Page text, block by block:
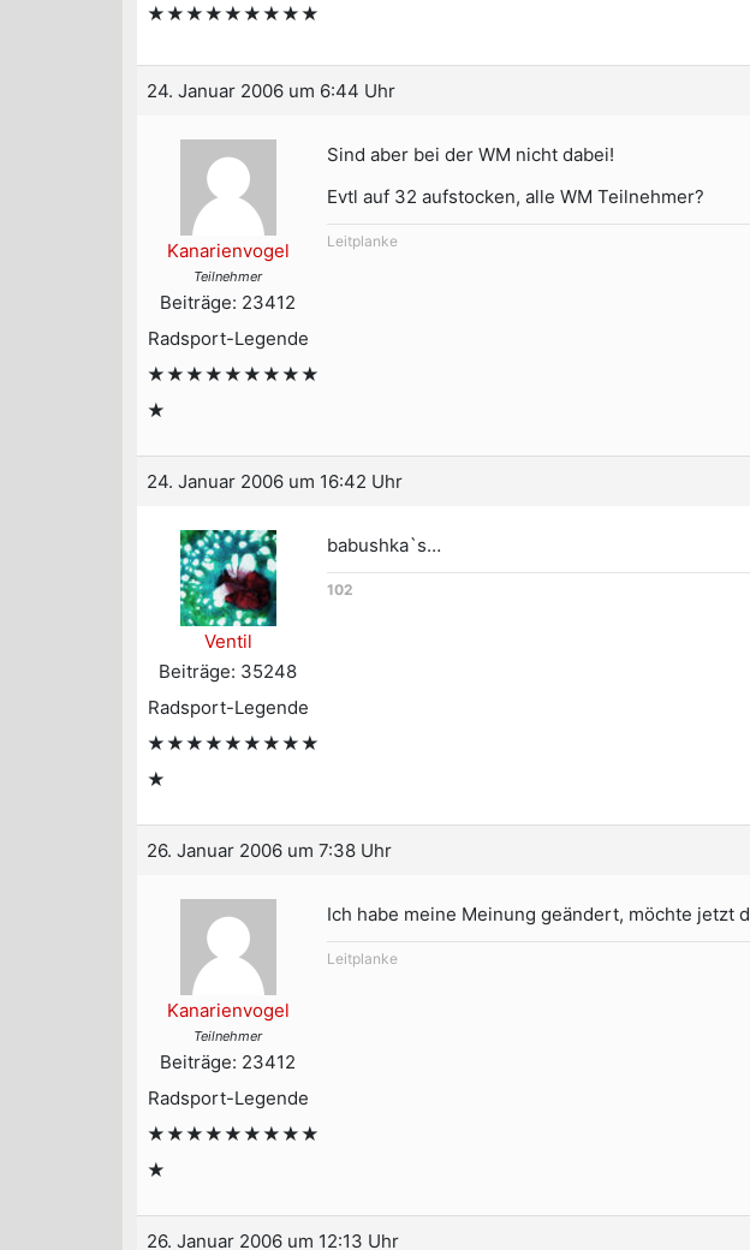
★★★★★★★★★
24. Januar 2006 um 6:44 Uhr
Kanarienvogel
Teilnehmer
Beiträge: 23412
Radsport-Legende
★★★★★★★★★
★
Sind aber bei der WM nicht dabei!
Evtl auf 32 aufstocken, alle WM Teilnehmer?
Leitplanke
24. Januar 2006 um 16:42 Uhr
Ventil
Beiträge: 35248
Radsport-Legende
★★★★★★★★★
★
babushka`s…
102
26. Januar 2006 um 7:38 Uhr
Kanarienvogel
Teilnehmer
Beiträge: 23412
Radsport-Legende
★★★★★★★★★
★
Ich habe meine Meinung geändert, möchte jetzt
Leitplanke
26. Januar 2006 um 12:13 Uhr